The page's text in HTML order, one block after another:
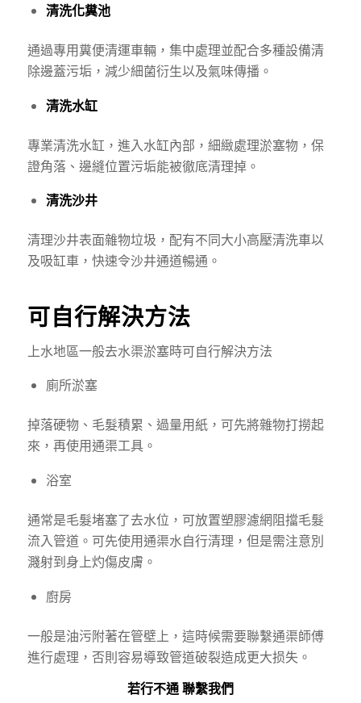
清洗化糞池
通過專用糞便清運車輛，集中處理並配合多種設備清
除邊蓋污垢，減少細菌衍生以及氣味傳播。
清洗水缸
專業清洗水缸，進入水缸內部，細緻處理淤塞物，保
證角落、邊縫位置污垢能被徹底清理掉。
清洗沙井
清理沙井表面雜物垃圾，配有不同大小高壓清洗車以
及吸缸車，快速令沙井通道暢通。
可自行解決方法
上水地區一般去水渠淤塞時可自行解決方法
廁所淤塞
掉落硬物、毛髮積累、過量用紙，可先將雜物打撈起
來，再使用通渠工具。
浴室
通常是毛髮堵塞了去水位，可放置塑膠濾網阻擋毛髮
流入管道。可先使用通渠水自行清理，但是需注意別
濺射到身上灼傷皮膚。
廚房
一般是油污附著在管壁上，這時候需要聯繫通渠師傅
進行處理，否則容易導致管道破裂造成更大损失。
若行不通 聯繫我們